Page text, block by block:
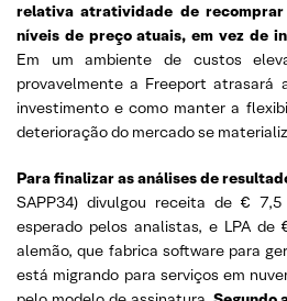
relativa atratividade de
níveis de preço atuais, em vez de
Em um ambiente de custos
provavelmente a Freeport atrasará
investimento e como manter a
deterioração do mercado se
Para finalizar as análises de
SAPP34) divulgou receita de €
esperado pelos analistas, e LPA de
alemão, que fabrica software para
está migrando para serviços em